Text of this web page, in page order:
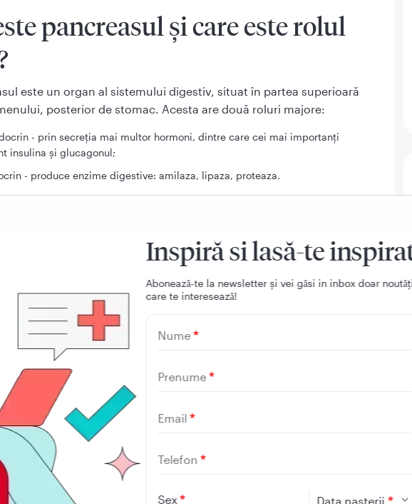
pancreasul și care este rolul
este un organ al sistemului digestiv, situat în partea superioară
posterior de stomac. Acesta are două roluri majore:
- prin secreția mai multor hormoni, dintre care cei mai importanți
insulina și glucagonul;
- produce enzime digestive: amilaza, lipaza, proteaza.
pancreas bolnav
pancreatice pot varia de la inflamații temporare (pancreatita
până la boli cronice și cancer. Simptomele acestor afecțiuni pot fi
și uneori simptomele acestora pot fi confundate cu ale altor boli
Printre cele mai întâlnite simptome ale unui pancreas bolnav se
abdominală;
de greață;
(colorație gălbuie a tegumentelor și a sclerelor);
(balonare);
Inspiră si lasă-te
Aboneazǎ-te la newsletter și vei gǎsi in inbox doar
care te intereseazǎ!
Nume
Prenume
Email
Telefon
Sex Data nasterii